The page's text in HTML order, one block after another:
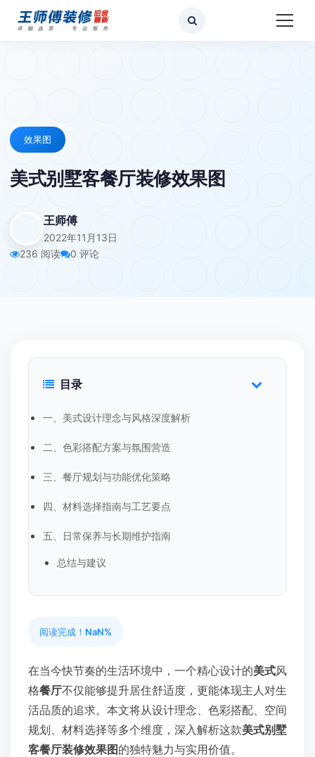
效果图
美式别墅客餐厅装修效果图
王师傅
2022年11月13日
236 阅读
0 评论
目录
一、美式设计理念与风格深度解析
二、色彩搭配方案与氛围营造
三、餐厅规划与功能优化策略
四、材料选择指南与工艺要点
五、日常保养与长期维护指南
总结与建议
阅读完成！ NaN%
在当今快节奏的生活环境中，一个精心设计的美式风
格餐厅不仅能够提升居住舒适度，更能体现主人对生
活品质的追求。本文将从设计理念、色彩搭配、空间
规划、材料选择等多个维度，深入解析这款美式别墅
客餐厅装修效果图的独特魅力与实用价值。